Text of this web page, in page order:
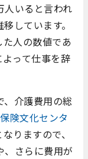
人いると言われ
しています。
人の数値であ
って仕事を辞
、介護費用の総
険文化センタ
りますので、
、さらに費用が